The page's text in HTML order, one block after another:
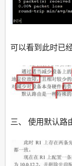
可以看到此时已
三、 使用默认路